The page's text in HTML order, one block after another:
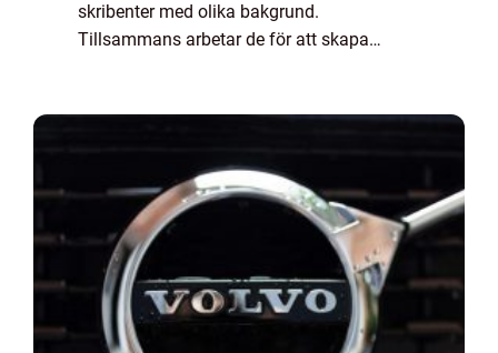
skribenter med olika bakgrund.
Tillsammans arbetar de för att skapa
massa olika ...